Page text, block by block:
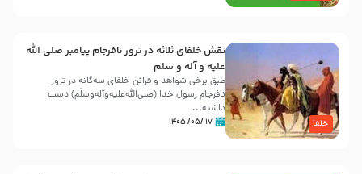
خلفا
نقش خلفای ثلاثه در ترور نافرجام پیامبر صلی الله
علیه و آله و سلم
طبق برخی شواهد و قرائن خلفای سه‌گانه در ترور
نافرجام رسول خدا (صلی‌الله‌علیه‌و‌آله‌وسلّم) دست
داشته‌...
۱۷ /۰۵/ ۱۴۰۵